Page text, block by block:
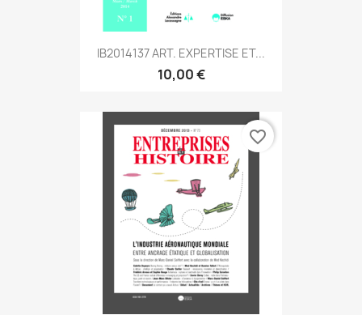
IB2014137 ART. EXPERTISE ET...
10,00 €
favorite_border